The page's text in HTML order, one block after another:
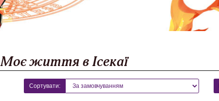
Моє життя в Ісекаї
Сортувати: